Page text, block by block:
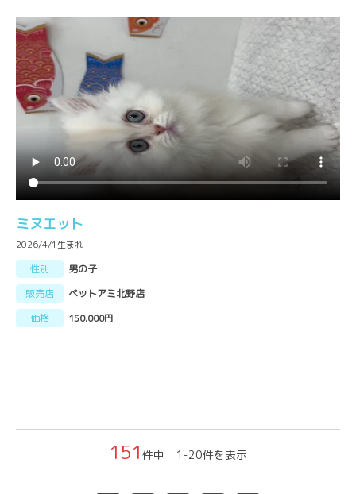
ミヌエット
2026/4/1生まれ
性別
男の子
販売店
ペットアミ北野店
価格
150,000円
151 件中 1-20件を表示